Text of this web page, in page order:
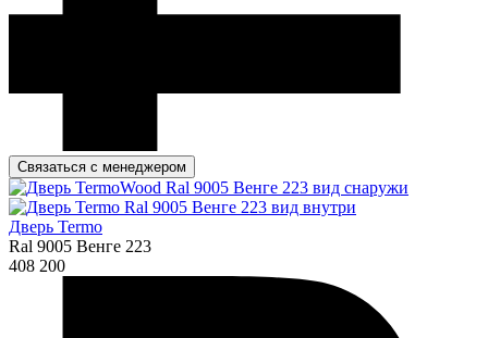
Связаться с менеджером
Дверь Termo
Ral 9005 Венге 223
408 200